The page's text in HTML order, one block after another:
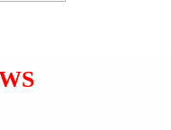
QËNDRIMIT DO TË